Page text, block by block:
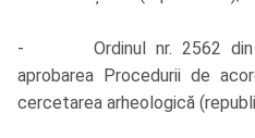
- Ordinul nr. 2562 din 4
aprobarea Procedurii de
cercetarea arheologică